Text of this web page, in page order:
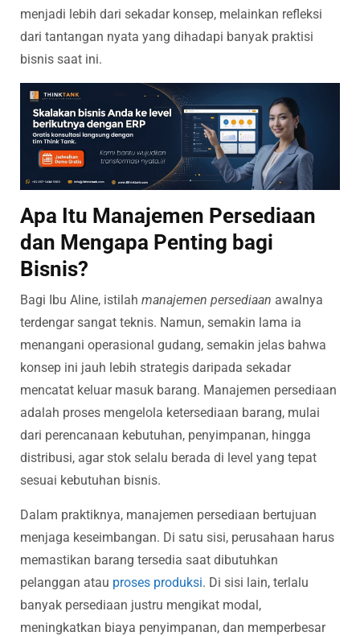
menjadi lebih dari sekadar konsep, melainkan refleksi
dari tantangan nyata yang dihadapi banyak praktisi
bisnis saat ini.
Apa Itu Manajemen Persediaan
dan Mengapa Penting bagi
Bisnis?
Bagi Ibu Aline, istilah manajemen persediaan awalnya
terdengar sangat teknis. Namun, semakin lama ia
menangani operasional gudang, semakin jelas bahwa
konsep ini jauh lebih strategis daripada sekadar
mencatat keluar masuk barang. Manajemen persediaan
adalah proses mengelola ketersediaan barang, mulai
dari perencanaan kebutuhan, penyimpanan, hingga
distribusi, agar stok selalu berada di level yang tepat
sesuai kebutuhan bisnis.
Dalam praktiknya, manajemen persediaan bertujuan
menjaga keseimbangan. Di satu sisi, perusahaan harus
memastikan barang tersedia saat dibutuhkan
pelanggan atau proses produksi. Di sisi lain, terlalu
banyak persediaan justru mengikat modal,
meningkatkan biaya penyimpanan, dan memperbesar